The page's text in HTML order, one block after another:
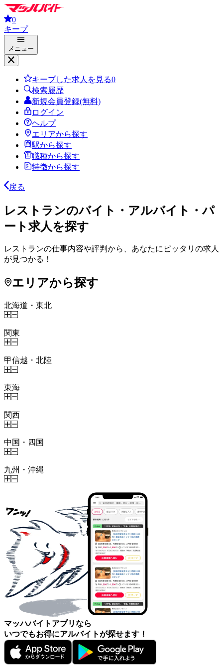
0
キープ
メニュー
キープした求人を見る0
検索履歴
新規会員登録(無料)
ログイン
ヘルプ
エリアから探す
駅から探す
職種から探す
特徴から探す
戻る
レストランのバイト・アルバイト・パ
ート求人を探す
レストランの仕事内容や評判から、あなたにピッタリの求人
が見つかる！
エリアから探す
北海道・東北
関東
甲信越・北陸
東海
関西
中国・四国
九州・沖縄
マッハバイトアプリなら
いつでもお得にアルバイトが探せます！